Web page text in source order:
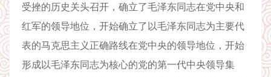
受挫的历史关头召开，确立了毛泽东同志在党中央和
红军的领导地位，开始确立了以毛泽东同志为主要代
表的马克思主义正确路线在党中央的领导地位，开始
形成以毛泽东同志为核心的党的第一代中央领导集